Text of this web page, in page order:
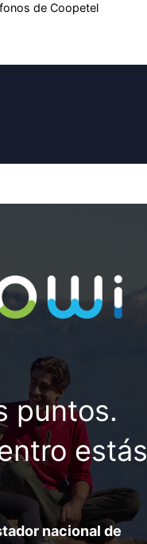
de Coopetel
puntos.
estás
nacional de